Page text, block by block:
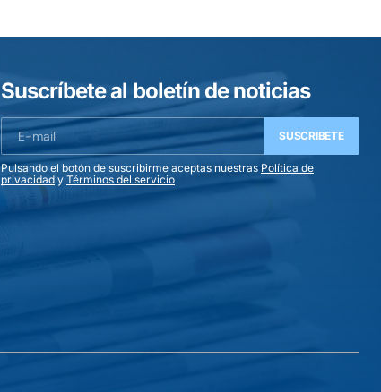
Suscríbete al boletín de noticias
SUSCRIBETE
Pulsando el botón de suscribirme aceptas nuestras Política de
privacidad y Términos del servicio